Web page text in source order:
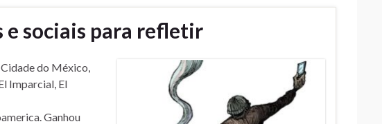
e sociais para refletir
do México,
Imparcial, El
Ganhou